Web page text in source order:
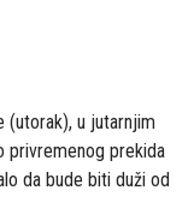
(utorak), u jutarnjim
privremenog prekida
da bude biti duži od